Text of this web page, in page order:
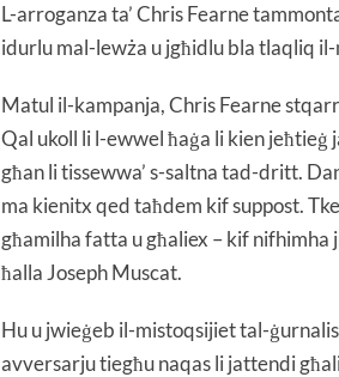
L-arroganza ta’ Chris Fearne
idurlu mal-lewża u jgħidlu bla tlaqliq
Matul il-kampanja, Chris Fearne
Qal ukoll li l-ewwel ħaġa li kien
għan li tissewwa’ s-saltna tad-dritt.
ma kienitx qed taħdem kif suppost.
għamilha fatta u għaliex – kif
ħalla Joseph Muscat.
Hu u jwieġeb il-mistoqsijiet tal-
avversarju tiegħu naqas li jattendi